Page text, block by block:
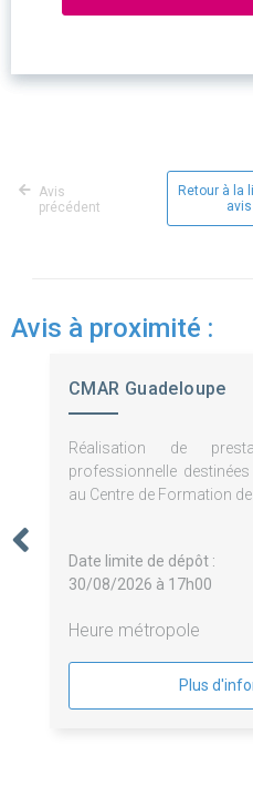
Avis
précédent
Retour à la
avis
Avis à proximité :
CMAR Guadeloupe
Réalisation de
professionnelle
au Centre de Formation
Date limite de dépôt :
30/08/2026 à 17h00
Heure métropole
Plus